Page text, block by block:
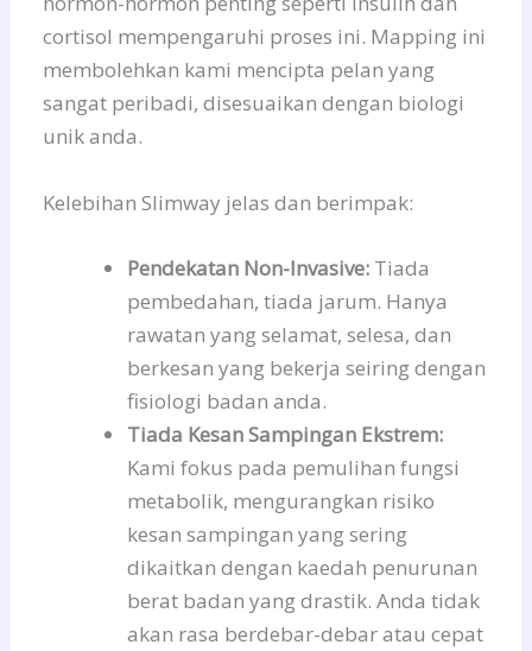
cortisol mempengaruhi proses ini. Mapping ini
membolehkan kami mencipta pelan yang
sangat peribadi, disesuaikan dengan biologi
unik anda.
Kelebihan Slimway jelas dan berimpak:
Pendekatan Non-Invasive: Tiada
pembedahan, tiada jarum. Hanya
rawatan yang selamat, selesa, dan
berkesan yang bekerja seiring dengan
fisiologi badan anda.
Tiada Kesan Sampingan Ekstrem:
Kami fokus pada pemulihan fungsi
metabolik, mengurangkan risiko
kesan sampingan yang sering
dikaitkan dengan kaedah penurunan
berat badan yang drastik. Anda tidak
akan rasa berdebar-debar atau cepat